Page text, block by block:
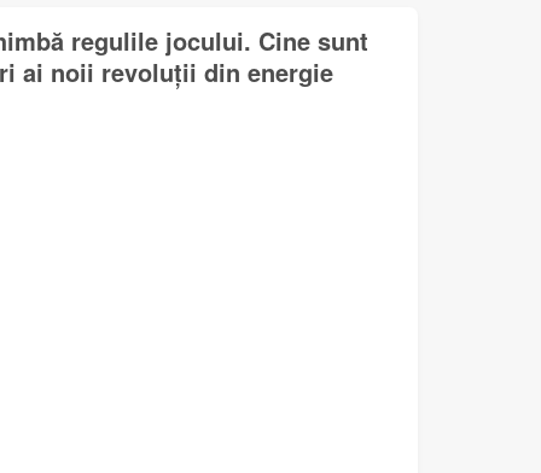
regulile jocului. Cine sunt
ai noii revoluții din energie